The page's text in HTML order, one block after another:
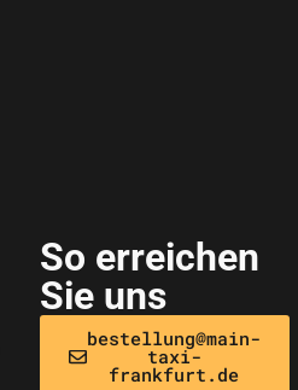
So erreichen
Sie uns
bestellung@main-
taxi-
frankfurt.de